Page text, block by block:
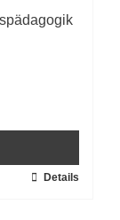
Details